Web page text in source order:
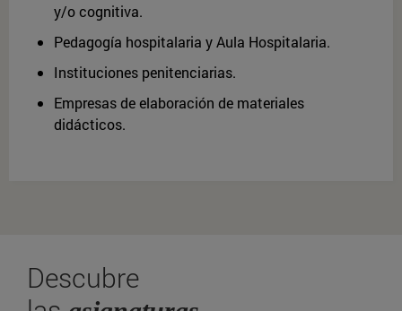
y/o cognitiva.
Pedagogía hospitalaria y Aula Hospitalaria.
Instituciones penitenciarias.
Empresas de elaboración de materiales
didácticos.
Descubre